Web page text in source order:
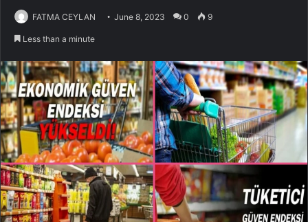
FATMA CEYLAN June 8, 2023 0 9
Less than a minute